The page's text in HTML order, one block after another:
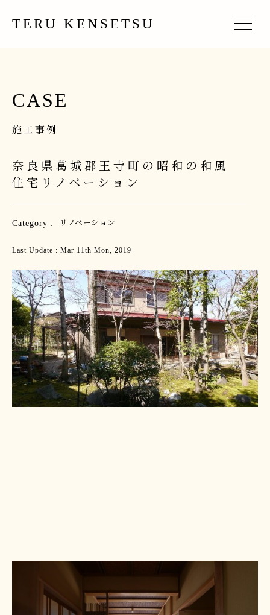
TERU KENSETSU
CASE
施工事例
奈良県葛城郡王寺町の昭和の和風
住宅リノベーション
Category : リノベーション
Last Update : Mar 11th Mon, 2019